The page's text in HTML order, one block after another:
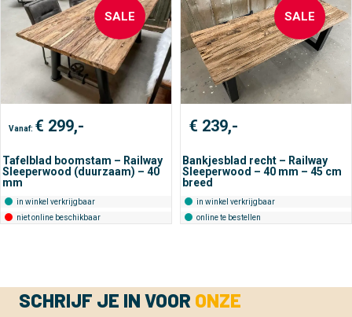
SALE
Vanaf: € 299,-
Tafelblad boomstam – Railway
Sleeperwood (duurzaam) – 40
mm
in winkel verkrijgbaar
niet online beschikbaar
SALE
€ 239,-
Bankjesblad recht – Railway
Sleeperwood – 40 mm – 45 cm
breed
in winkel verkrijgbaar
online te bestellen
SCHRIJF JE IN VOOR ONZE